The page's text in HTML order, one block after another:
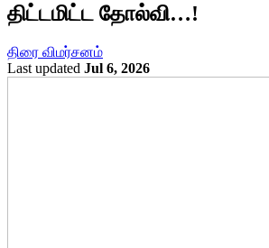
திட்டமிட்ட தோல்வி…!
திரை விமர்சனம்
Last updated Jul 6, 2026